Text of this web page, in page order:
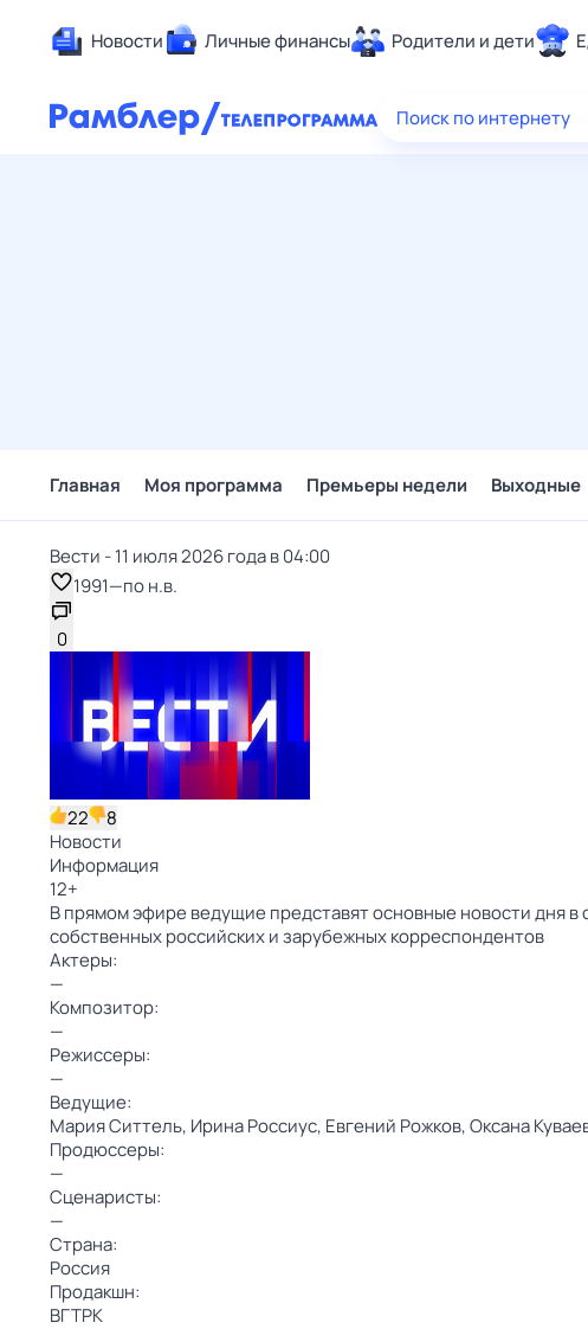
Новости Личные финансы Родители и дети
Здоровье
Поиск по интернету
Главная Моя программа Премьеры недели Выходные
Вести - 11 июля 2026 года в 04:00
1991—по н.в.
0
22
8
Новости
Информация
12+
В прямом эфире ведущие представят основные новости дня
собственных российских и зарубежных корреспондентов
Актеры:
—
Композитор:
—
Режиссеры:
—
Ведущие:
Мария Ситтель, Ирина Россиус, Евгений Рожков,Оксана
Продюссеры:
—
Сценаристы:
—
Страна:
Россия
Продакшн:
ВГТРК